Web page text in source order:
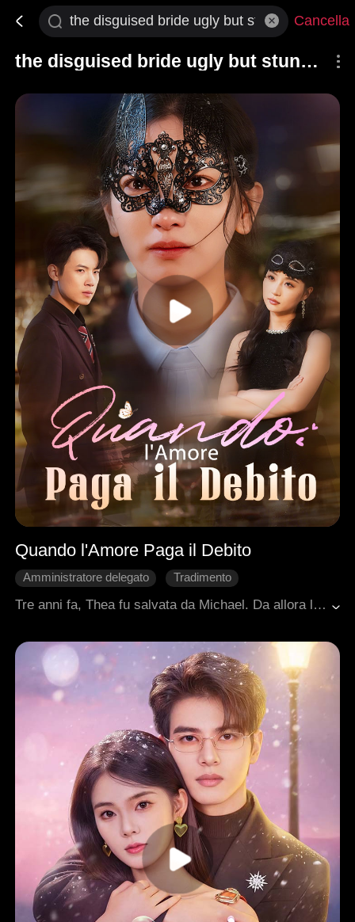
Cancella
the disguised bride ugly but stunning
Quando l'Amore Paga il Debito
Amministratore delegato
Tradimento
Romanzo sentimentale moderno
Tre anni fa, Thea fu salvata da Michael. Da allora lavorò duramente per sostenerlo, risparmiando per la sua operazione, finché non se ne innamorò. Ma tutto era nato da una scommessa persa, frequentare una ragazza povera e farsi mantenere da lei. Quando la verità venne a galla, Thea lo lasciò. Diviso tra orgoglio e desiderio, Michael cercò con insistenza di riconquistarla. Intanto Josh, il fratello adottivo di Thea, le offriva un affetto sincero, suscitando la gelosia di Michael. La fidanzata di Michael, accecata dall'invidia, organizzò un incidente per eliminare Thea. Entrambi gli uomini la salvarono, ma Josh ebbe bisogno di un trapianto di cuore. Thea giurò che, se lui non fosse sopravvissuto, sarebbe morta con lui.Rendendosi conto di averla persa per sempre, Michael sacrificò se stesso e donò il suo cuore a Josh, lasciandolo accanto a Thea per tutta la vita.